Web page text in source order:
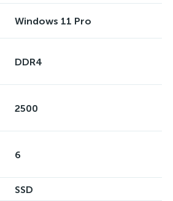
Windows 11 Pro
DDR4
2500
6
SSD